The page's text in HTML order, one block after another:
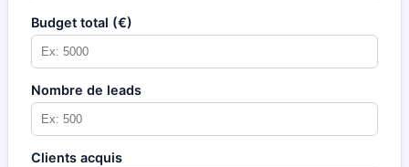
Budget total (€)
Nombre de leads
Clients acquis